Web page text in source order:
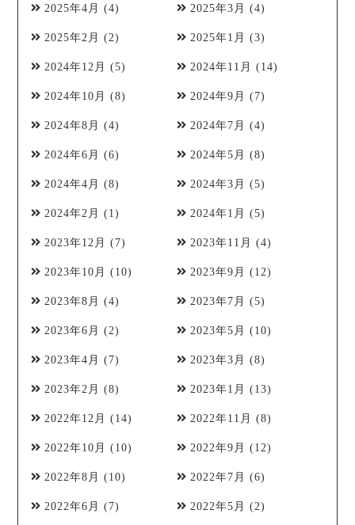
2025年4月 (4) 2025年3月 (4)
2025年2月 (2) 2025年1月 (3)
2024年12月 (5) 2024年11月 (14)
2024年10月 (8) 2024年9月 (7)
2024年8月 (4) 2024年7月 (4)
2024年6月 (6) 2024年5月 (8)
2024年4月 (8) 2024年3月 (5)
2024年2月 (1) 2024年1月 (5)
2023年12月 (7) 2023年11月 (4)
2023年10月 (10) 2023年9月 (12)
2023年8月 (4) 2023年7月 (5)
2023年6月 (2) 2023年5月 (10)
2023年4月 (7) 2023年3月 (8)
2023年2月 (8) 2023年1月 (13)
2022年12月 (14) 2022年11月 (8)
2022年10月 (10) 2022年9月 (12)
2022年8月 (10) 2022年7月 (6)
2022年6月 (7) 2022年5月 (2)